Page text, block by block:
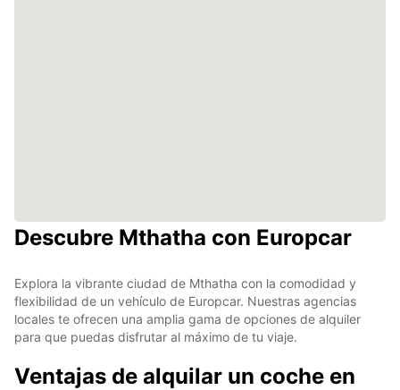
Descubre Mthatha con Europcar
Explora la vibrante ciudad de Mthatha con la comodidad y
flexibilidad de un vehículo de Europcar. Nuestras agencias
locales te ofrecen una amplia gama de opciones de alquiler
para que puedas disfrutar al máximo de tu viaje.
Ventajas de alquilar un coche en